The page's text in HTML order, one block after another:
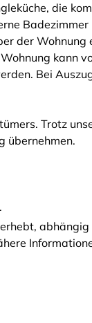
die
der Wohnung
kann
Bei
Trotz
übernehmen.
abhängig